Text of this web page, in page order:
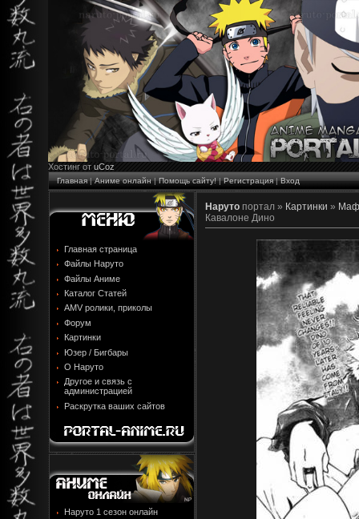
Хостинг от uCoz
Главная|Аниме онлайн|Помощь сайту!|Регистрация|Вход
Главная страница
Файлы Наруто
Файлы Аниме
Каталог Статей
AMV ролики, приколы
Форум
Картинки
Юзер / Бигбары
О Наруто
Другое и связь с
администрацией
Раскрутка ваших сайтов
Наруто 1 сезон онлайн
Наруто портал » Картинки »
Кавалоне Дино